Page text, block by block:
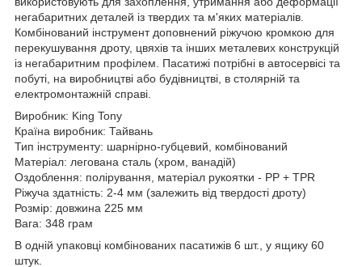
негабаритних деталей із твердих та м'яких матеріалів.
Комбінований інструмент доповнений ріжучою кромкою для
перекушування дроту, цвяхів та інших металевих конструкцій
із негабаритним профілем. Пасатижі потрібні в автосервісі та
побуті, на виробництві або будівництві, в столярній та
електромонтажній справі.
Виробник: King Tony
Країна виробник: Тайвань
Тип інструменту: шарнірно-губцевий, комбінований
Матеріал: легована сталь (хром, ванадій)
Оздоблення: полірування, матеріал рукоятки - PP + TPR
Ріжуча здатність: 2-4 мм (залежить від твердості дроту)
Розмір: довжина 225 мм
Вага: 348 грам
В одній упаковці комбінованих пасатижів 6 шт., у ящику 60
штук.